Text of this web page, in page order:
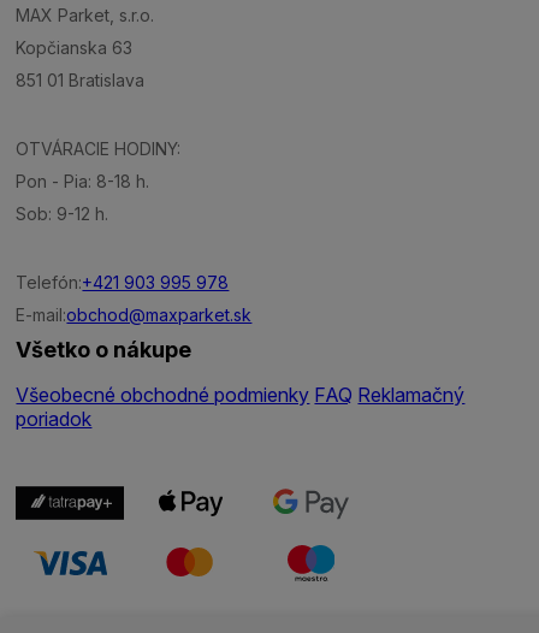
MAX Parket, s.r.o.
Kopčianska 63
851 01 Bratislava
OTVÁRACIE HODINY:
Pon - Pia: 8-18 h.
Sob: 9-12 h.
Telefón:+421 903 995 978
E-mail:obchod@maxparket.sk
Všetko o nákupe
Všeobecné obchodné podmienky FAQ Reklamačný
poriadok